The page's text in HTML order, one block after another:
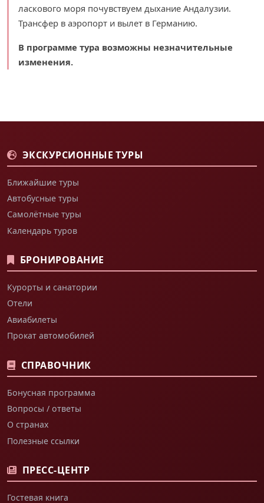
ласкового моря почувствуем дыхание Андалузии.
Трансфер в аэропорт и вылет в Германию.
В программе тура возможны незначительные
изменения.
ЭКСКУРСИОННЫЕ ТУРЫ
Ближайшие туры
Автобусные туры
Самолётные туры
Календарь туров
БРОНИРОВАНИЕ
Курорты и санатории
Отели
Авиабилеты
Прокат автомобилей
СПРАВОЧНИК
Бонусная программа
Вопросы / ответы
О странах
Полезные ссылки
ПРЕСС-ЦЕНТР
Гостевая книга